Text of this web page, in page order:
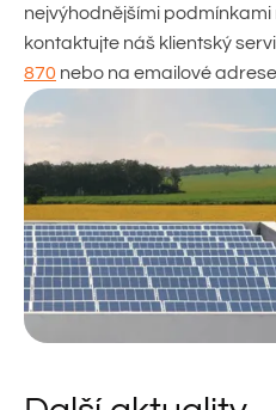
nejvýhodnějšími
kontaktujte náš klientský
870 nebo na emailové adrese